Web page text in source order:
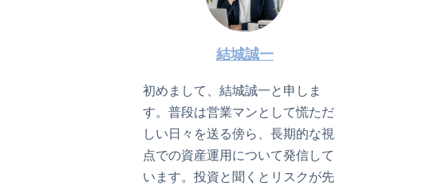
結城誠一
初めまして、結城誠一と申しま
す。普段は営業マンとして慌ただ
しい日々を送る傍ら、長期的な視
点での資産運用について発信して
います。投資と聞くとリスクが先